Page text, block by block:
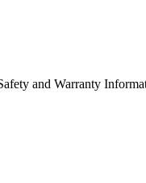
and Warranty